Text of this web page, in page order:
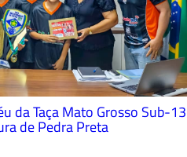
da Taça Mato Grosso Sub-13
de Pedra Preta